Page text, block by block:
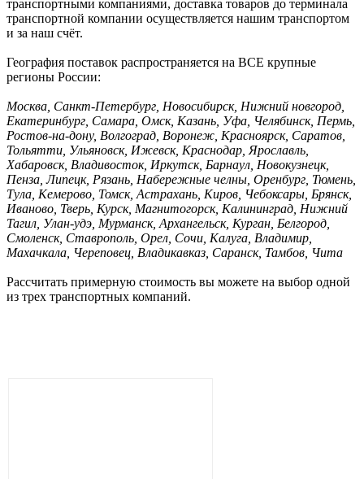
транспортными компаниями, доставка товаров до терминала
транспортной компании осуществляется нашим транспортом
и за наш счёт.
География поставок распространяется на ВСЕ крупные
регионы России:
Москва, Санкт-Петербург, Новосибирск, Нижний новгород,
Екатеринбург, Самара, Омск, Казань, Уфа, Челябинск, Пермь,
Ростов-на-дону, Волгоград, Воронеж, Красноярск, Саратов,
Тольятти, Ульяновск, Ижевск, Краснодар, Ярославль,
Хабаровск, Владивосток, Иркутск, Барнаул, Новокузнецк,
Пенза, Липецк, Рязань, Набережные челны, Оренбург, Тюмень,
Тула, Кемерово, Томск, Астрахань, Киров, Чебоксары, Брянск,
Иваново, Тверь, Курск, Магнитогорск, Калининград, Нижний
Тагил, Улан-удэ, Мурманск, Архангельск, Курган, Белгород,
Смоленск, Ставрополь, Орел, Сочи, Калуга, Владимир,
Махачкала, Череповец, Владикавказ, Саранск, Тамбов, Чита
Рассчитать примерную стоимость вы можете на выбор одной
из трех транспортных компаний.